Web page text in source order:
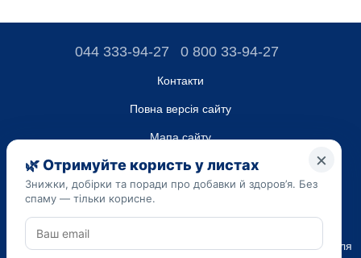
044 333-94-27 0 800 33-94-27
Контакти
Повна версія сайту
Мапа сайту
ТОВ “ДО ЮА”,
Код ЄДРПОУ 45223262
Дата реєстрації 14.09.2023
Наведена на сайті dobavki.ua інформація носить виключно
Ознайомчий характер. Не використовуйте нашу інформацію для